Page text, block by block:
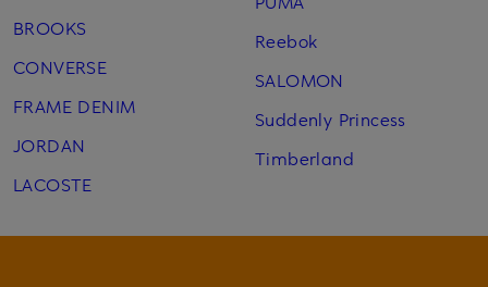
BROOKS
CONVERSE
FRAME DENIM
JORDAN
LACOSTE
Reebok
SALOMON
Suddenly Princess
Timberland